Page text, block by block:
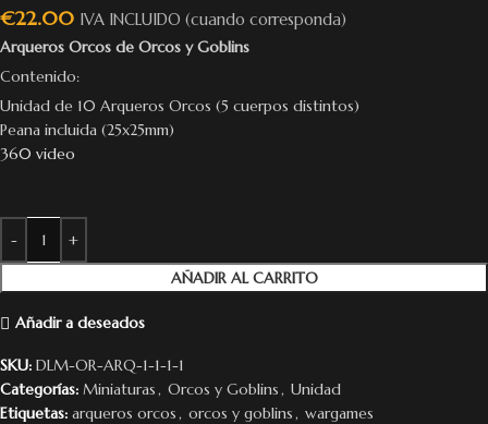
€22.00 IVA INCLUIDO (cuando corresponda)
Arqueros Orcos de Orcos y Goblins
Contenido:
Unidad de 10 Arqueros Orcos (5 cuerpos distintos)
Peana incluida (25x25mm)
360 video
AÑADIR AL CARRITO
Añadir a deseados
SKU: DLM-OR-ARQ-1-1-1-1
Categorías: Miniaturas, Orcos y Goblins, Unidad
Etiquetas: arqueros orcos, orcos y goblins, wargames